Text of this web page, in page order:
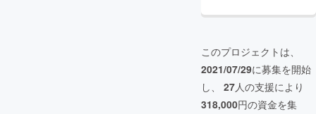
このプロジェクトは、
2021/07/29に募集を開始
し、 27人の支援により
318,000円の資金を集